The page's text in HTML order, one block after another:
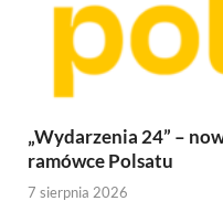
„Wydarzenia 24” –
ramówce Polsatu
7 sierpnia 2026